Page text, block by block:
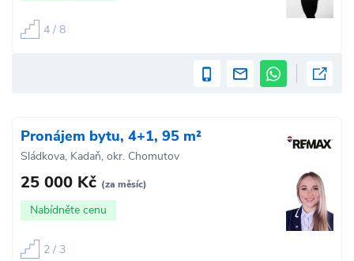
4 / 8
Pronájem bytu, 4+1, 95 m²
Sládkova, Kadaň, okr. Chomutov
25 000 Kč (za měsíc)
Nabídněte cenu
2 / 3